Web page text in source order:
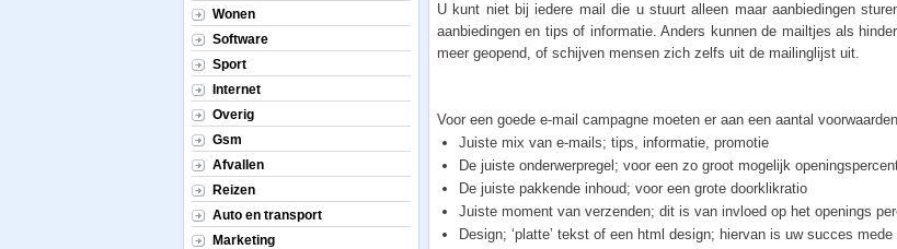
U kunt niet bij iedere mail die u stuurt alleen maar aanbiedingen
aanbiedingen en tips of informatie. Anders kunnen de mailtjes als
meer geopend, of schijven mensen zich zelfs uit de mailinglijst uit.
Voor een goede e-mail campagne moeten er aan een aantal
Juiste mix van e-mails; tips, informatie, promotie
De juiste onderwerpregel; voor een zo groot mogelijk
De juiste pakkende inhoud; voor een grote doorklikratio
Juiste moment van verzenden; dit is van invloed op het openings
Design; ‘platte’ tekst of een html design; hiervan is uw succes
Wonen
Software
Sport
Internet
Overig
Gsm
Afvallen
Reizen
Auto en transport
Marketing